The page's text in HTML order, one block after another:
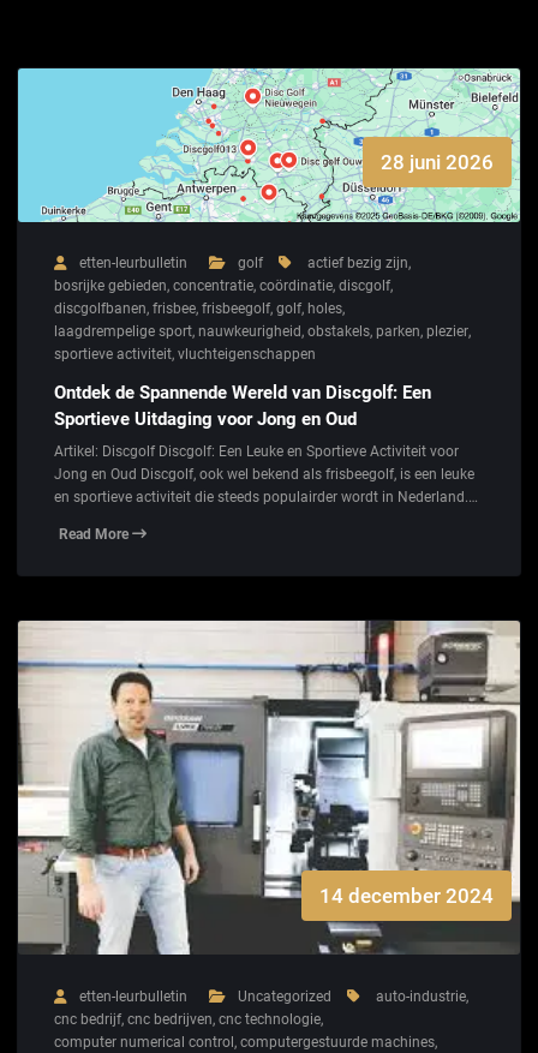
28 juni 2026
etten-leurbulletin golf actief bezig zijn,
bosrijke gebieden, concentratie, coördinatie, discgolf,
discgolfbanen, frisbee, frisbeegolf, golf, holes,
laagdrempelige sport, nauwkeurigheid, obstakels, parken, plezier,
sportieve activiteit, vluchteigenschappen
Ontdek de Spannende Wereld van Discgolf: Een
Sportieve Uitdaging voor Jong en Oud
Artikel: Discgolf Discgolf: Een Leuke en Sportieve Activiteit voor
Jong en Oud Discgolf, ook wel bekend als frisbeegolf, is een leuke
en sportieve activiteit die steeds populairder wordt in Nederland.…
Read More
14 december 2024
etten-leurbulletin Uncategorized auto-industrie,
cnc bedrijf, cnc bedrijven, cnc technologie,
computer numerical control, computergestuurde machines,